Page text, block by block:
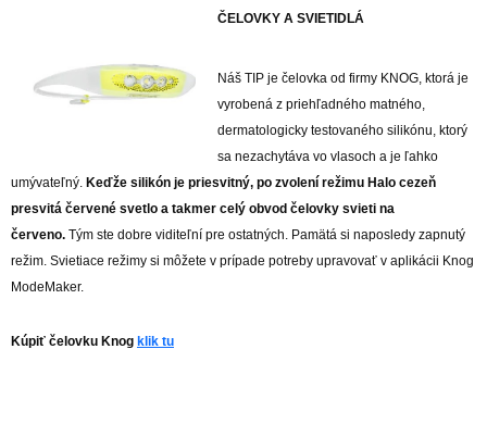
ČELOVKY A SVIETIDLÁ
Náš TIP je čelovka od firmy KNOG, ktorá je
vyrobená z priehľadného matného,
dermatologicky testovaného silikónu, ktorý
sa nezachytáva vo vlasoch a je ľahko
umývateľný. Keďže silikón je priesvitný, po zvolení režimu Halo cezeň
presvitá červené svetlo a takmer celý obvod čelovky svieti na
červeno. Tým ste dobre viditeľní pre ostatných. Pamätá si naposledy zapnutý
režim. Svietiace režimy si môžete v prípade potreby upravovať v aplikácii Knog
ModeMaker.
Kúpiť čelovku Knog klik tu